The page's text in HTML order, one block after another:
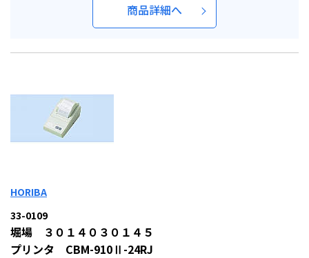
商品詳細へ
HORIBA
33-0109
堀場 ３０１４０３０１４５
プリンタ CBM-910Ⅱ-24RJ